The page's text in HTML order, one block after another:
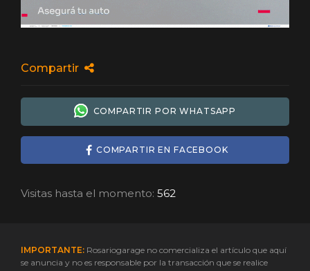
Compartir
COMPARTIR POR WHATSAPP
COMPARTIR EN FACEBOOK
Visitas hasta el momento: 562
IMPORTANTE: Rosariogarage no comercializa el artículo que aquí
se anuncia y no es responsable por la transacción que se realice